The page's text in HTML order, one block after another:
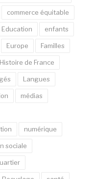
commerce équitable
Education enfants
Europe Familles
Histoire de France
Langues
médias
numérique
sociale